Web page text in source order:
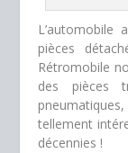
L’automobile
pièces
Rétromobile
des pièces
tellement
décennies !